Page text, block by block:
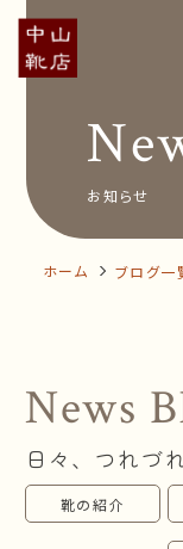
お知らせ
ホーム ブログ一
News
日々、つれづ
靴の紹介